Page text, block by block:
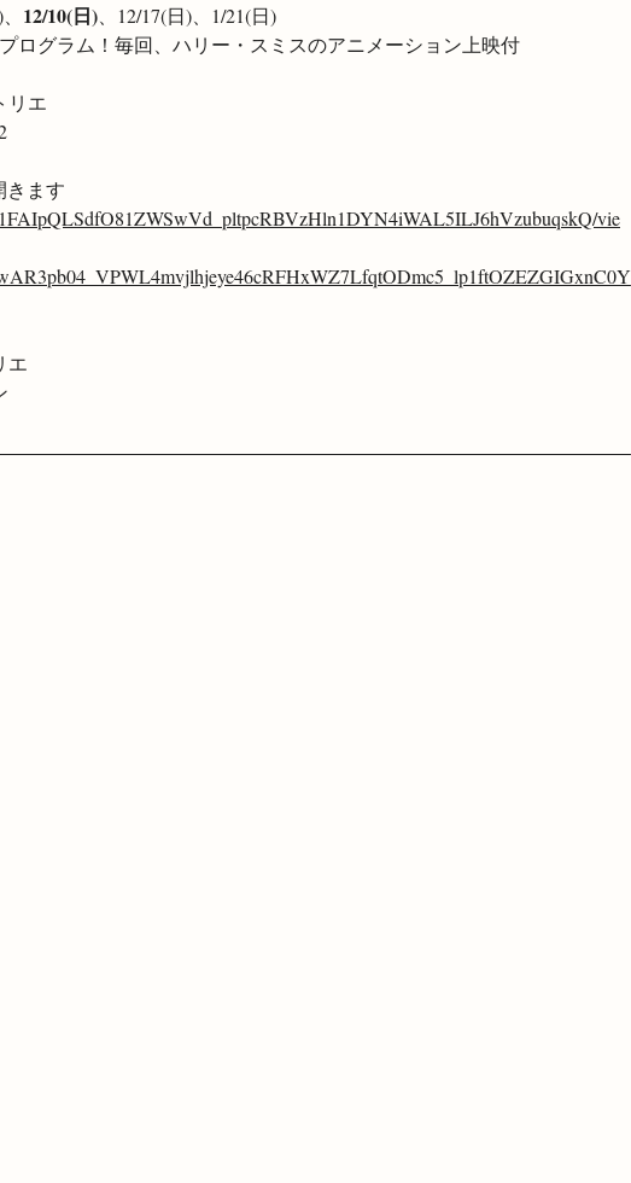
12/10(日) 、12/17(日)、1/21(日)
ログラム！毎回、ハリー・スミスのアニメーション上映付
リエ
きます
1FAIpQLSdfO81ZWSwVd_pltpcRBVzHln1DYN4iWAL5ILJ6hVzubuqskQ/vie
エ